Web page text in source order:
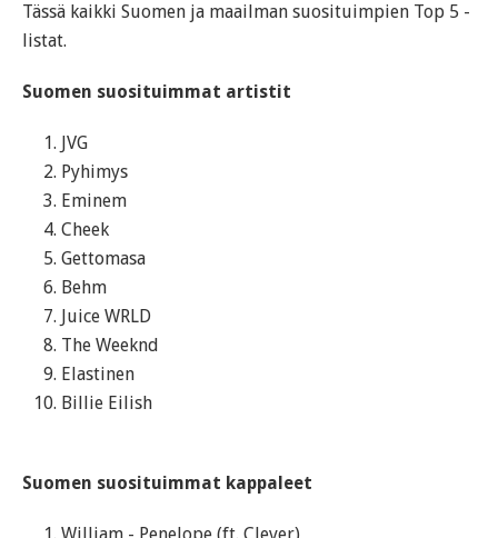
Tässä kaikki Suomen ja maailman suosituimpien Top 5 -
listat.
Suomen suosituimmat artistit
JVG
Pyhimys
Eminem
Cheek
Gettomasa
Behm
Juice WRLD
The Weeknd
Elastinen
Billie Eilish
Suomen suosituimmat kappaleet